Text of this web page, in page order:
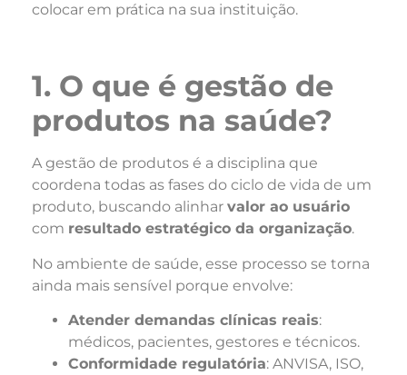
colocar em prática na sua instituição.
1. O que é gestão de
produtos na saúde?
A gestão de produtos é a disciplina que
coordena todas as fases do ciclo de vida de um
produto, buscando alinhar valor ao usuário
com resultado estratégico da organização.
No ambiente de saúde, esse processo se torna
ainda mais sensível porque envolve:
Atender demandas clínicas reais:
médicos, pacientes, gestores e técnicos.
Conformidade regulatória: ANVISA, ISO,